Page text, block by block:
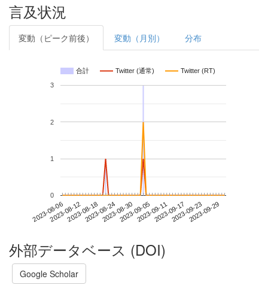
言及状況
変動（ピーク前後） 変動（月別） 分布
合計 Twitter (通常) Twitter (RT)
2023-08-062023-08-122023-08-182023-08-242023-08-302023-09-052023-09-112023-09-172023-09-232023-09-29
0
1
2
3
外部データベース (DOI)
Google Scholar